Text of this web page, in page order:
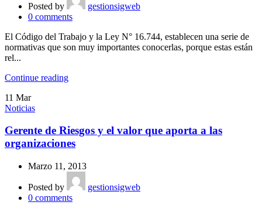
Posted by
gestionsigweb
0 comments
El Código del Trabajo y la Ley N° 16.744, establecen una serie de
normativas que son muy importantes conocerlas, porque estas están
rel...
Continue reading
11 Mar
Noticias
Gerente de Riesgos y el valor que aporta a las
organizaciones
Marzo 11, 2013
Posted by
gestionsigweb
0 comments